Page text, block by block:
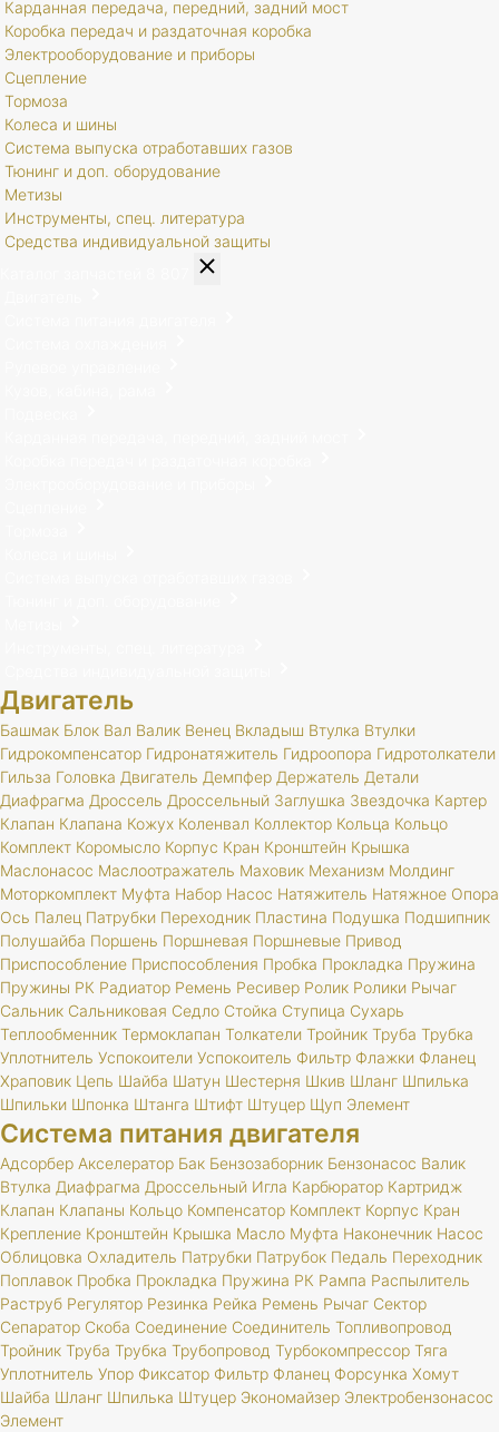
Карданная передача, передний, задний мост
Коробка передач и раздаточная коробка
Электрооборудование и приборы
Сцепление
Тормоза
Колеса и шины
Система выпуска отработавших газов
Тюнинг и доп. оборудование
Метизы
Инструменты, спец. литература
Средства индивидуальной защиты
Двигатель
Башмак Блок Вал Валик Венец Вкладыш Втулка Втулки
Гидрокомпенсатор Гидронатяжитель Гидроопора Гидротолкатели
Гильза Головка Двигатель Демпфер Держатель Детали
Диафрагма Дроссель Дроссельный Заглушка Звездочка Картер
Клапан Клапана Кожух Коленвал Коллектор Кольца Кольцо
Комплект Коромысло Корпус Кран Кронштейн Крышка
Маслонасос Маслоотражатель Маховик Механизм Молдинг
Моторкомплект Муфта Набор Насос Натяжитель Натяжное Опора
Ось Палец Патрубки Переходник Пластина Подушка Подшипник
Полушайба Поршень Поршневая Поршневые Привод
Приспособление Приспособления Пробка Прокладка Пружина
Пружины РК Радиатор Ремень Ресивер Ролик Ролики Рычаг
Сальник Сальниковая Седло Стойка Ступица Сухарь
Теплообменник Термоклапан Толкатели Тройник Труба Трубка
Уплотнитель Успокоители Успокоитель Фильтр Флажки Фланец
Храповик Цепь Шайба Шатун Шестерня Шкив Шланг Шпилька
Шпильки Шпонка Штанга Штифт Штуцер Щуп Элемент
Система питания двигателя
Адсорбер Акселератор Бак Бензозаборник Бензонасос Валик
Втулка Диафрагма Дроссельный Игла Карбюратор Картридж
Клапан Клапаны Кольцо Компенсатор Комплект Корпус Кран
Крепление Кронштейн Крышка Масло Муфта Наконечник Насос
Облицовка Охладитель Патрубки Патрубок Педаль Переходник
Поплавок Пробка Прокладка Пружина РК Рампа Распылитель
Раструб Регулятор Резинка Рейка Ремень Рычаг Сектор
Сепаратор Скоба Соединение Соединитель Топливопровод
Тройник Труба Трубка Трубопровод Турбокомпрессор Тяга
Уплотнитель Упор Фиксатор Фильтр Фланец Форсунка Хомут
Шайба Шланг Шпилька Штуцер Экономайзер Электробензонасос
Элемент